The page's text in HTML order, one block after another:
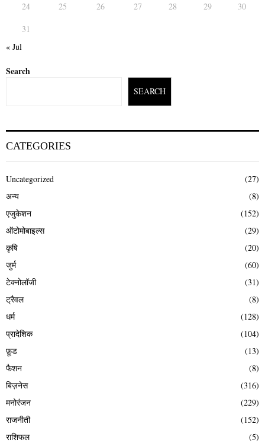
24
25 26 27 28 29
30
31
« Jul
Search
SEARCH
CATEGORIES
Uncategorized
(27)
अन्य
(8)
एजुकेशन
(152)
ऑटोमोबाइल्स
(29)
कृषि
(20)
जुर्म
(60)
टेक्नोलॉजी
(31)
ट्रैवल
(8)
धर्म
(128)
प्रादेशिक
(104)
फ़ूड
(13)
फैशन
(8)
बिज़नेस
(316)
मनोरंजन
(229)
राजनीती
(152)
राशिफल
(5)